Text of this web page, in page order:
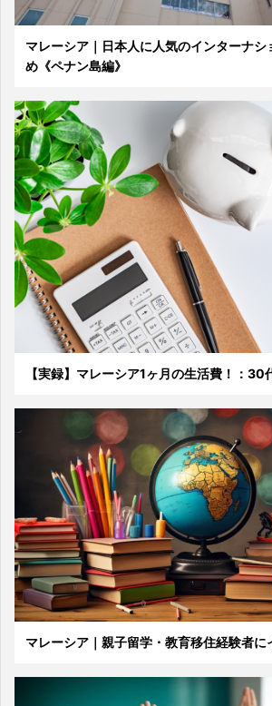
マレーシア｜日本人に人気のインターナシ
め《ペナン島編》
【実録】マレーシア1ヶ月の生活費！：30
マレーシア｜親子留学・教育移住経験者